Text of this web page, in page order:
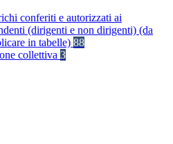
conferiti e autorizzati ai
(dirigenti e non dirigenti) (da
in tabelle) 88
collettiva 3